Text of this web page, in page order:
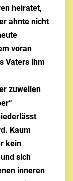
heiratet,
ahnte nicht
voran
Vaters ihm
zuweilen
Kaum
kein
sich
inneren